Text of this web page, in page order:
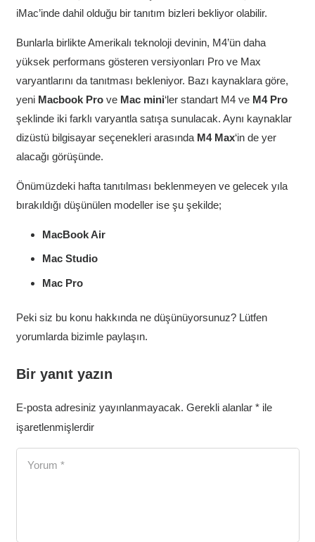
iMac’inde dahil olduğu bir tanıtım bizleri bekliyor olabilir.
Bunlarla birlikte Amerikalı teknoloji devinin, M4’ün daha
yüksek performans gösteren versiyonları Pro ve Max
varyantlarını da tanıtması bekleniyor. Bazı kaynaklara göre,
yeni Macbook Prove Mac mini‘ler standart M4 ve M4 Pro
şeklinde iki farklı varyantla satışa sunulacak. Aynı kaynaklar
dizüstü bilgisayar seçenekleri arasında M4 Max‘in de yer
alacağı görüşünde.
Önümüzdeki hafta tanıtılması beklenmeyen ve gelecek yıla
bırakıldığı düşünülen modeller ise şu şekilde;
MacBook Air
Mac Studio
Mac Pro
Peki siz bu konu hakkında ne düşünüyorsunuz? Lütfen
yorumlarda bizimle paylaşın.
Bir yanıt yazın
E-posta adresiniz yayınlanmayacak. Gerekli alanlar *ile
işaretlenmişlerdir